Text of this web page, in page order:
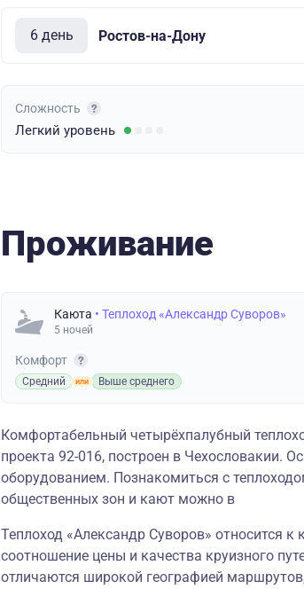
6 день Ростов-на-Дону
Сложность
Легкий уровень
Проживание
Каюта • Теплоход «Александр Суворов»
5 ночей
Комфорт
Средний Выше среднего
Комфортабельный четырёхпалубный
проекта 92-016, построен в Чехословакии.
оборудованием. Познакомиться с
общественных зон и кают можно в
Теплоход «Александр Суворов» относится к
соотношение цены и качества круизного
отличаются широкой географией